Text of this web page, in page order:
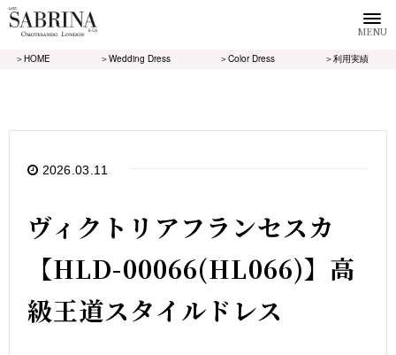
MENU
＞HOME ＞Wedding Dress ＞Color Dress ＞利用実績
2026.03.11
ヴィクトリアフランセスカ
【HLD-00066(HL066)】高
級王道スタイルドレス